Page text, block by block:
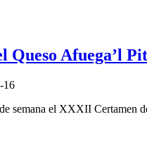
Afuega’l
16
semana el XXXII Certamen